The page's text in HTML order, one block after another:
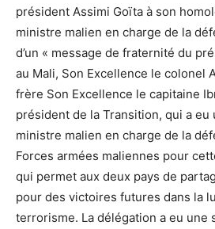
président Assimi Goïta à son
ministre malien en charge de la
d’un « message de fraternité du
au Mali, Son Excellence le colonel
frère Son Excellence le capitaine
président de la Transition, qui a
ministre malien en charge de la
Forces armées maliennes pour
qui permet aux deux pays de
pour des victoires futures dans la
terrorisme. La délégation a eu une